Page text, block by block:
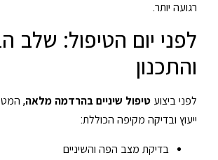
רגועה יותר.
לפני יום הטיפול: שלב
והתכנון
לפני ביצוע טיפול שיניים בהרדמה מלאה,
ייעוץ ובדיקה מקיפה הכוללת:
בדיקת מצב הפה והשיניים